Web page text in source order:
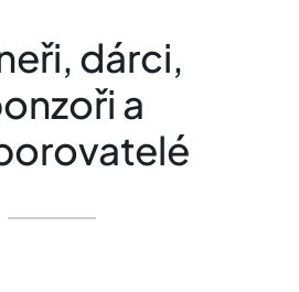
dárci,
a